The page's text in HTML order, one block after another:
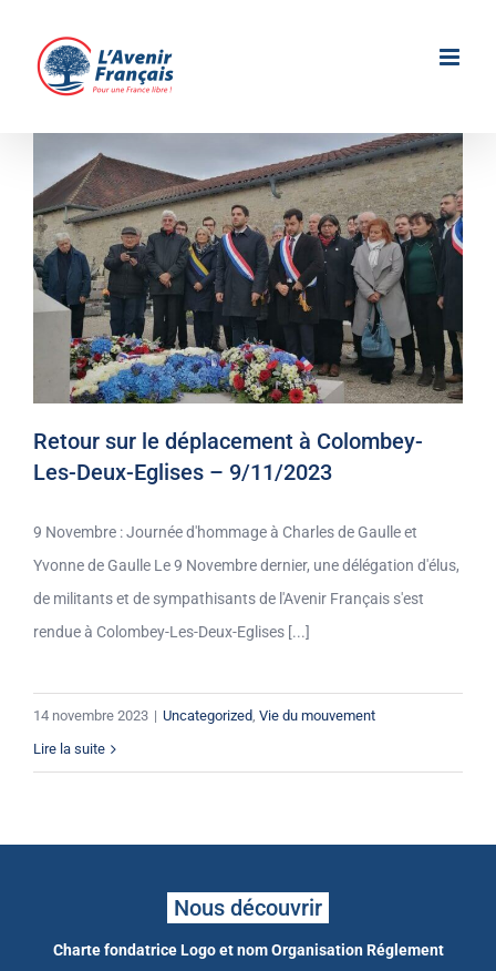
contenu
Retour sur le déplacement à Colombey-
Les-Deux-Eglises – 9/11/2023
9 Novembre : Journée d'hommage à Charles de Gaulle et
Yvonne de Gaulle Le 9 Novembre dernier, une délégation d'élus,
de militants et de sympathisants de l'Avenir Français s'est
rendue à Colombey-Les-Deux-Eglises [...]
14 novembre 2023 | Uncategorized, Vie du mouvement
Lire la suite
Nous découvrir
Charte fondatrice Logo et nom Organisation Réglement